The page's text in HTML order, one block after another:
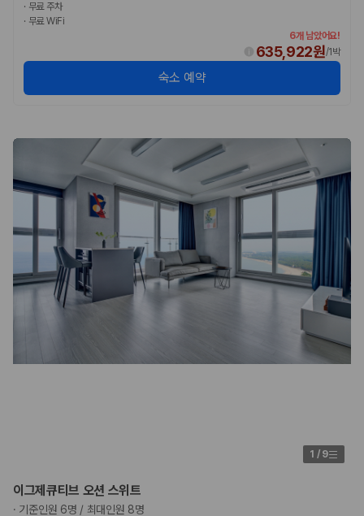
· 무료 주차
· 무료 WiFi
6개 남았어요!
635,922원/1박
숙소 예약
1 / 9
이그제큐티브 오션 스위트
· 기준인원 6명 / 최대인원 8명